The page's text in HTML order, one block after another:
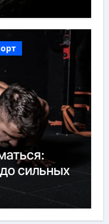
сильных